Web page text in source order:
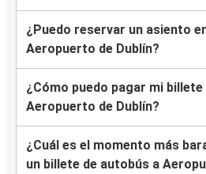
¿Puedo reservar un asiento
Aeropuerto de Dublín?
¿Cómo puedo pagar mi
Aeropuerto de Dublín?
¿Cuál es el momento más
un billete de autobús a